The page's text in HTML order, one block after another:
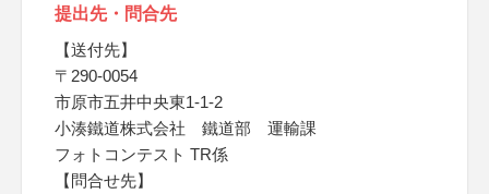
提出先・問合先
【送付先】
〒290-0054
市原市五井中央東1-1-2
小湊鐵道株式会社 鐵道部 運輸課
フォトコンテスト TR係
【問合せ先】